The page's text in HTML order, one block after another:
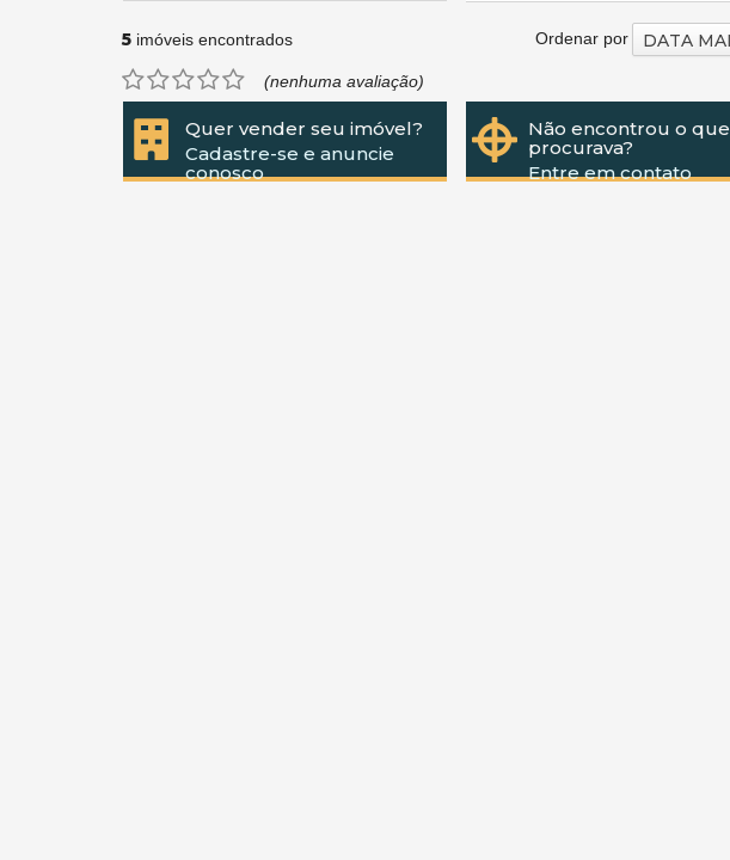
5 imóveis encontrados Ordenar por
(nenhuma avaliação)
Quer vender seu imóvel?
Cadastre-se e anuncie
conosco
Não encontrou o que
procurava?
Entre em contato